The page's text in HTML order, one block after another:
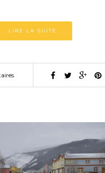
LIRE LA SUITE